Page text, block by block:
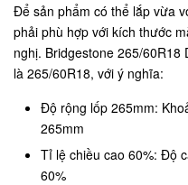
Để sản phẩm có thể lắp vừa
phải phù hợp với kích thước
nghị. Bridgestone 265/
là 265/60R18, với ý nghĩa:
Độ rộng lốp 265mm:
265mm
Tỉ lệ chiều cao 60%: Độ
60%